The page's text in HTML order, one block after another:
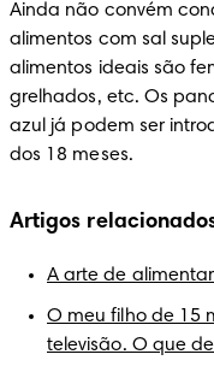
Ainda não convém
alimentos com sal
alimentos ideais são
grelhados, etc. Os
azul já podem ser
dos 18 meses.
Artigos
A arte de
O meu filho de 15
televisão. O que